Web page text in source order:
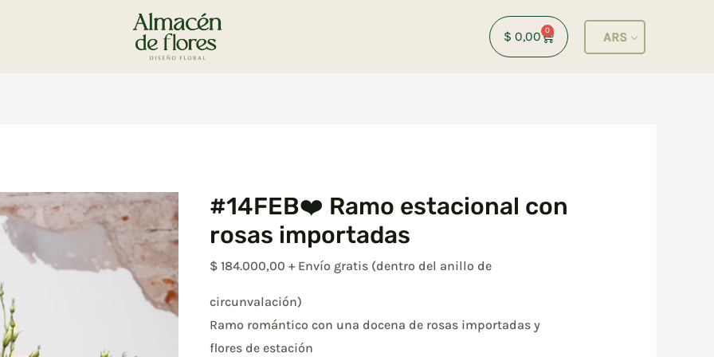
$ 0,00 0
Cart ARS
#14FEB❤️ Ramo estacional con
rosas importadas
$ 184.000,00 + Envío gratis (dentro del anillo de
circunvalación)
Ramo romántico con una docena de rosas importadas y
flores de estación